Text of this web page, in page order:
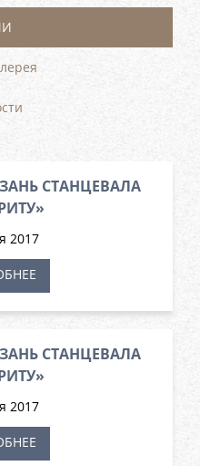
СТАНЦЕВАЛА
2017
СТАНЦЕВАЛА
2017